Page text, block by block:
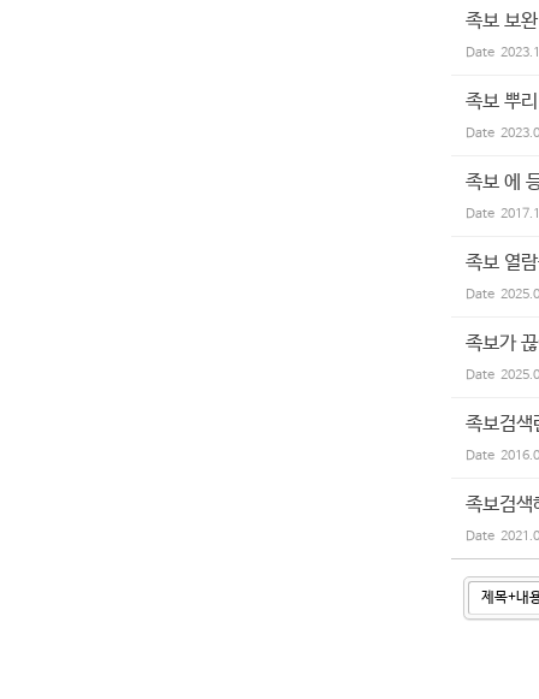
족보 보
Date
족보 뿌
Date
족보 에
Date
족보 열
Date
족보가
Date
족보검색
Date
족보검색
Date